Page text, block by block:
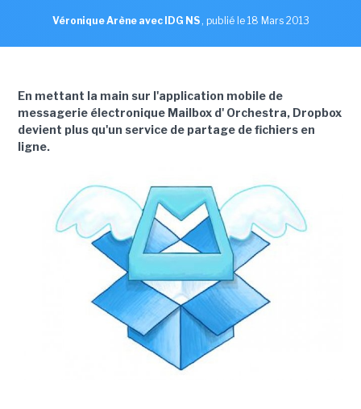
Véronique Arène avec IDG NS , publié le 18 Mars 2013
En mettant la main sur l'application mobile de
messagerie électronique Mailbox d' Orchestra, Dropbox
devient plus qu'un service de partage de fichiers en
ligne.